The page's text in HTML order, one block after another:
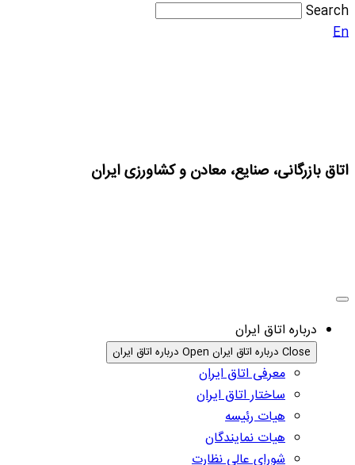
Search
En
اتاق بازرگانی، صنایع، معادن و کشاورزی ایران
درباره اتاق ایران
Close درباره اتاق ایران Open درباره اتاق ایران
معرفی اتاق ایران
ساختار اتاق ایران
هیات رئیسه
هیات نمایندگان
شورای عالی نظارت